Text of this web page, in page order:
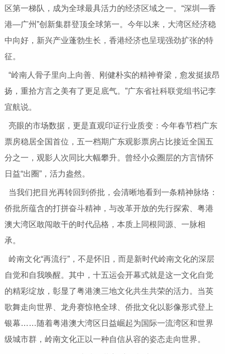
区第一梯队，成为全球最具活力的经济区域之一。“深圳—香
港—广州”创新集群登顶全球第一。今年以来，大湾区经济稳
中向好，新兴产业蓬勃生长，香港经济也呈现强劲扩张的特
征。
“岭南人骨子里向上向善、刚健朴实的精神脊梁，愈发挺拔昂
扬，重拾方言之美有了更足底气。”广东省社科联党组书记李
宜航说。
亮眼的市场数据，更是直观印证行业质变：今年春节档广东
票房稳居全国首位，五一档期广东观影票房占比接近全国五
分之一，观影人次同比大幅攀升。曾经小众圈层的方言情怀
日益“出圈”，活力盎然。
当我们把目光再转回到侨批，会清晰地看到一条精神脉络：
侨批所蕴含的打拼奋斗精神，与改革开放的先行探索、粤港
澳大湾区敢闯敢干的时代品格，本质上同根同源、一脉相
承。
岭南文化“再流行”，不是怀旧，而是新时代岭南文化的深层
自觉和自我唤醒。其中，十五运会开幕式就是这一文化自觉
的精彩绽放，彰显了粤港澳三地文化共生共荣的活力。当英
歌舞走向世界、龙舟赛惊艳全球、侨批文化以影像形式登上
银幕……随着粤港澳大湾区日益崛起为国际一流湾区和世界
级城市群，岭南文化正以一种自信从容的姿态走向世界。